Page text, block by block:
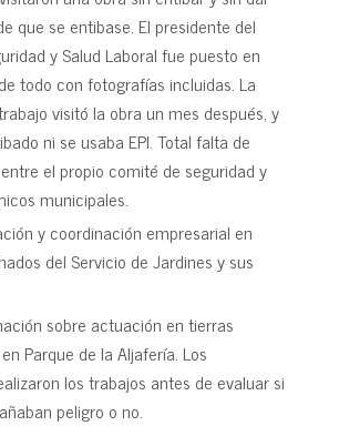
que se entibase. El presidente del
y Salud Laboral fue puesto en
todo con fotografías incluidas. La
visitó la obra un mes después, y
ni se usaba EPI. Total falta de
el propio comité de seguridad y
municipales.
y coordinación empresarial en
del Servicio de Jardines y sus
sobre actuación en tierras
Parque de la Aljafería. Los
los trabajos antes de evaluar si
peligro o no.